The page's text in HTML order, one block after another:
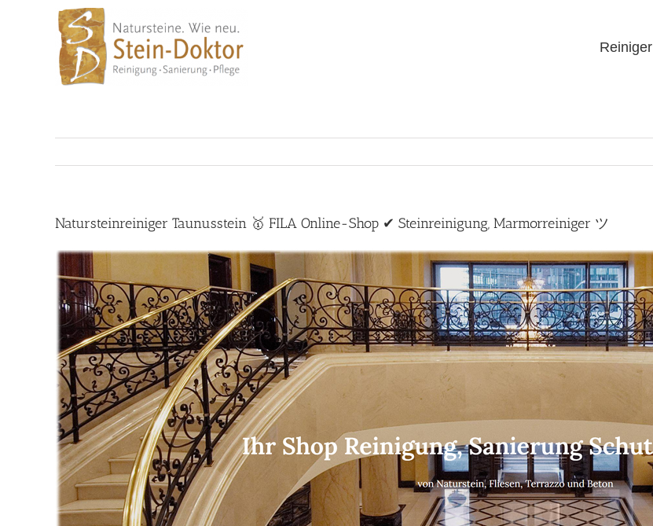
Reiniger
Natursteinreiniger Taunusstein 🥇 FILA Online-Shop ✔ Steinreinigung, Marmorreiniger ツ